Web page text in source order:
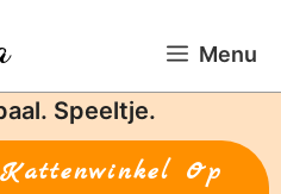
Menu
Speeltje.
Op